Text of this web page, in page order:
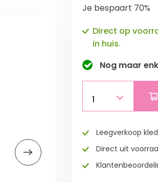
Je bespaart 70%
Direct op
in huis.
Nog maar
1
Leegverkoop
Direct uit